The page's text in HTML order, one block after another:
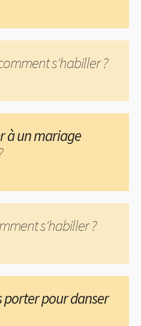
s'habiller ?
à un mariage
s'habiller ?
porter pour danser